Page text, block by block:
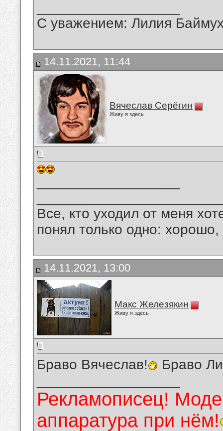
С уважением: Лилия
14.11.2021, 11:44
Вячеслав Серёгин
Живу я здесь
Все, кто уходил от меня
понял только одно:
14.11.2021, 13:00
Макс Железякин
Живу я здесь
Браво Вячеслав!
Браво
Рекламописец!
аппаратура при нём!